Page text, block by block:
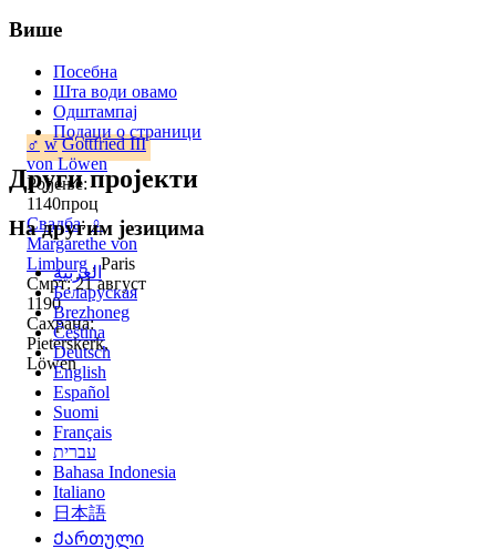
♂ w Gottfried III
von Löwen
Рођење:
1140проц
Свадба:♀
Margarethe von
Limburg , Paris
Смрт: 21 август
1190
Сахрана:
Pieterskerk,
Löwen
Више
Посебна
Шта води овамо
Одштампај
Подаци о страници
Други пројекти
На другим језицима
العربية
Беларуская
Brezhoneg
Čeština
Deutsch
English
Español
Suomi
Français
עברית
Bahasa Indonesia
Italiano
日本語
Ქართული